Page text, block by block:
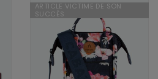
ARTICLE VICTIME DE SON
SUCCÈS